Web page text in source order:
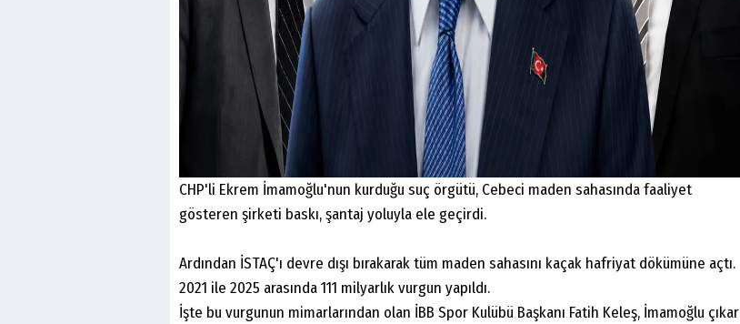
CHP'li Ekrem İmamoğlu'nun kurduğu suç örgütü, Cebeci maden sahasında faaliyet
gösteren şirketi baskı, şantaj yoluyla ele geçirdi.
Ardından İSTAÇ'ı devre dışı bırakarak tüm maden sahasını kaçak hafriyat dökümüne açtı.
2021 ile 2025 arasında 111 milyarlık vurgun yapıldı.
İşte bu vurgunun mimarlarından olan İBB Spor Kulübü Başkanı Fatih Keleş, İmamoğlu çıkar